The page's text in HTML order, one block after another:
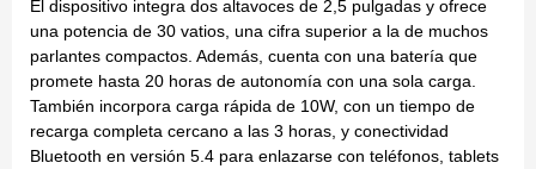
El dispositivo integra dos altavoces de 2,5 pulgadas y ofrece
una potencia de 30 vatios, una cifra superior a la de muchos
parlantes compactos. Además, cuenta con una batería que
promete hasta 20 horas de autonomía con una sola carga.
También incorpora carga rápida de 10W, con un tiempo de
recarga completa cercano a las 3 horas, y conectividad
Bluetooth en versión 5.4 para enlazarse con teléfonos, tablets